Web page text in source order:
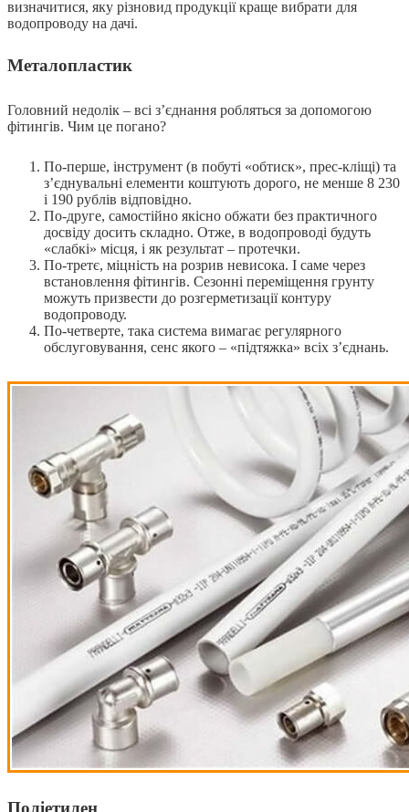
визначитися, яку різновид продукції краще вибрати для
водопроводу на дачі.
Металопластик
Головний недолік – всі з’єднання робляться за допомогою
фітингів. Чим це погано?
По-перше, інструмент (в побуті «обтиск», прес-кліщі) та
з’єднувальні елементи коштують дорого, не менше 8 230
і 190 рублів відповідно.
По-друге, самостійно якісно обжати без практичного
досвіду досить складно. Отже, в водопроводі будуть
«слабкі» місця, і як результат – протечки.
По-третє, міцність на розрив невисока. І саме через
встановлення фітингів. Сезонні переміщення грунту
можуть призвести до розгерметизації контуру
водопроводу.
По-четверте, така система вимагає регулярного
обслуговування, сенс якого – «підтяжка» всіх з’єднань.
Поліетилен